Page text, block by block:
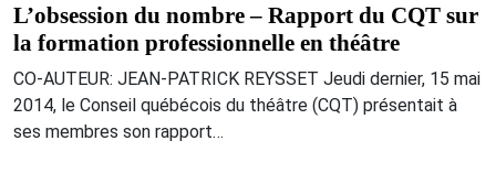
L’obsession du nombre – Rapport du CQT sur
la formation professionnelle en théâtre
CO-AUTEUR: JEAN-PATRICK REYSSET Jeudi dernier, 15 mai
2014, le Conseil québécois du théâtre (CQT) présentait à
ses membres son rapport…